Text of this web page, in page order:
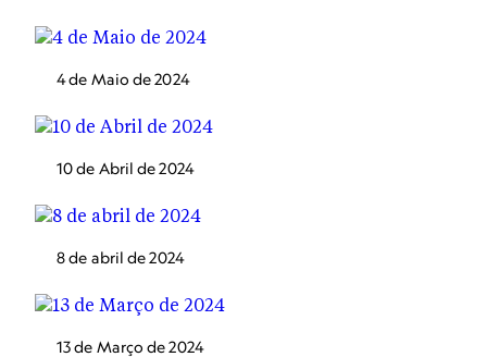
4 de Maio de 2024
10 de Abril de 2024
8 de abril de 2024
13 de Março de 2024